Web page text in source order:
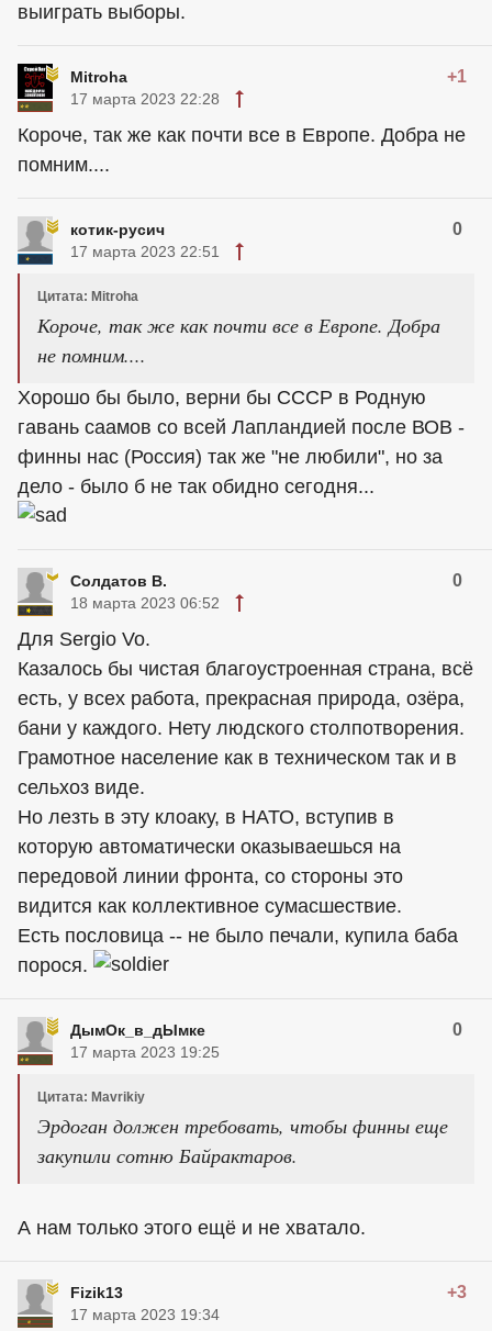
выиграть выборы.
Mitroha +1
17 марта 2023 22:28
Короче, так же как почти все в Европе. Добра не
помним....
котик-русич 0
17 марта 2023 22:51
Цитата: Mitroha
Короче, так же как почти все в Европе. Добра
не помним....
Хорошо бы было, верни бы СССР в Родную
гавань саамов со всей Лапландией после ВОВ -
финны нас (Россия) так же "не любили", но за
дело - было б не так обидно сегодня...
Солдатов В. 0
18 марта 2023 06:52
Для Sergio Vo.
Казалось бы чистая благоустроенная страна, всё
есть, у всех работа, прекрасная природа, озёра,
бани у каждого. Нету людского столпотворения.
Грамотное население как в техническом так и в
сельхоз виде.
Но лезть в эту клоаку, в НАТО, вступив в
которую автоматически оказываешься на
передовой линии фронта, со стороны это
видится как коллективное сумасшествие.
Есть пословица -- не было печали, купила баба
порося.
ДымОк_в_дЫмке 0
17 марта 2023 19:25
Цитата: Mavrikiy
Эрдоган должен требовать, чтобы финны еще
закупили сотню Байрактаров.
А нам только этого ещё и не хватало.
Fizik13 +3
17 марта 2023 19:34